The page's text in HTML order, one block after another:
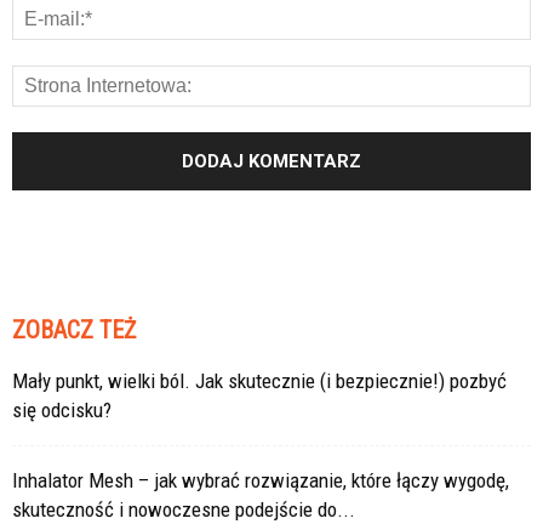
ZOBACZ TEŻ
Mały punkt, wielki ból. Jak skutecznie (i bezpiecznie!) pozbyć
się odcisku?
Inhalator Mesh – jak wybrać rozwiązanie, które łączy wygodę,
skuteczność i nowoczesne podejście do...